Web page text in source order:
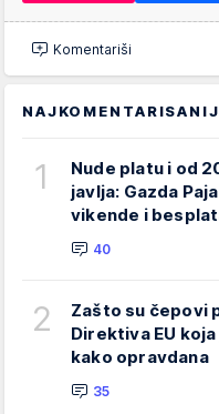
Komentariši
1
Nude platu i od
javlja: Gazda
vikende i
40
2
Zašto su čepovi
Direktiva EU
kako opravdana
35